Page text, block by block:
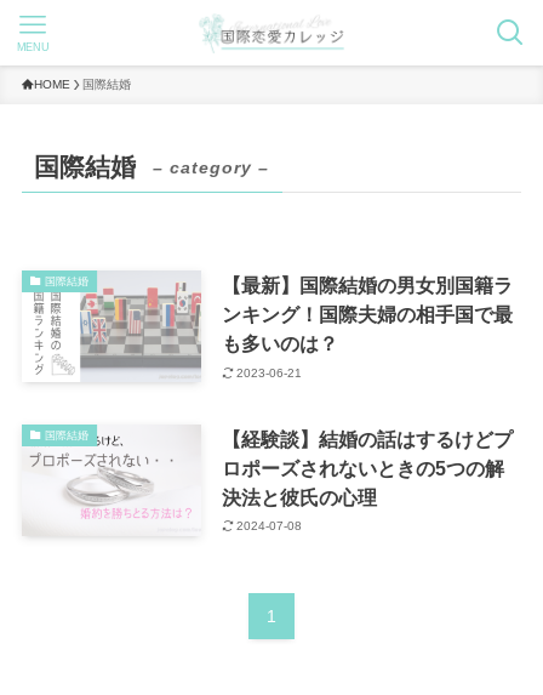
MENU
HOME 国際結婚
国際結婚 – category –
国際結婚
【最新】国際結婚の男女別国籍ラ
ンキング！国際夫婦の相手国で最
も多いのは？
2023-06-21
国際結婚
【経験談】結婚の話はするけどプ
ロポーズされないときの5つの解
決法と彼氏の心理
2024-07-08
1